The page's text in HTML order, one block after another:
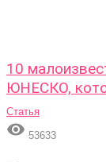
10
ЮНЕСКО,
Статья
 53633